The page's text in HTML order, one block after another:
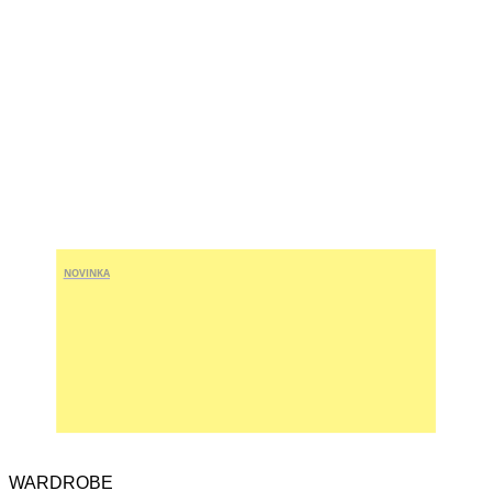
NOVINKA
WARDROBE